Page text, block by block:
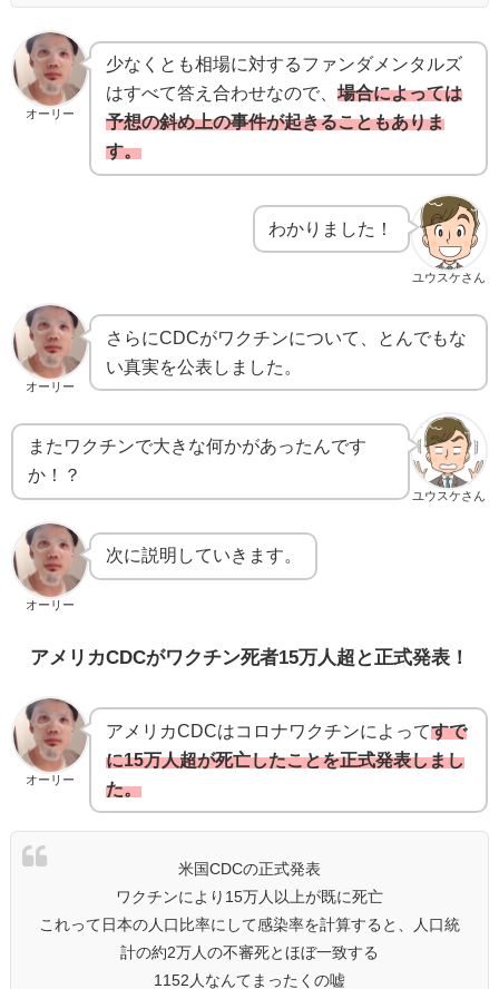
オーリー
少なくとも相場に対するファンダメンタルズ
はすべて答え合わせなので、 場合によっては
予想の斜め上の事件が起きることもありま
す。
ユウスケさん
わかりました！
オーリー
さらにCDCがワクチンについて、とんでもな
い真実を公表しました。
ユウスケさん
またワクチンで大きな何かがあったんです
か！？
オーリー
次に説明していきます。
アメリカCDCがワクチン死者15万人超と正式発表！
オーリー
アメリカCDCはコロナワクチンによってすで
に15万人超が死亡したことを正式発表しまし
た。
米国CDCの正式発表
ワクチンにより15万人以上が既に死亡
これって日本の人口比率にして感染率を計算すると、人口統
計の約2万人の不審死とほぼ一致する
1152人なんてまったくの嘘